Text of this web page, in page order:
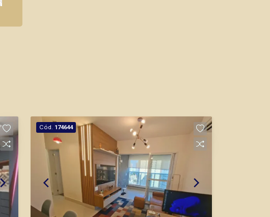
Cód. 174644